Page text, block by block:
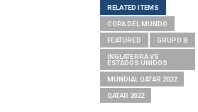
RELATED ITEMS
COPA DEL MUNDO
FEATURED GRUPO B
INGLATERRA VS
ESTADOS UNIDOS
MUNDIAL QATAR 2022
QATAR 2022